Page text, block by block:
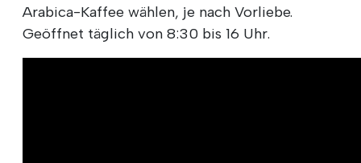
Arabica-Kaffee wählen, je nach Vorliebe.
Geöffnet täglich von 8:30 bis 16 Uhr.